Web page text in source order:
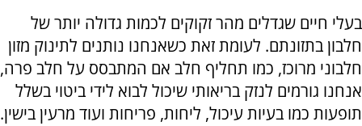
בעלי חיים שגדלים מהר זקוקים לכמות גדולה יותר של
חלבון בתזונתם. לעומת זאת כשאנחנו נותנים לתינוק מזון
חלבוני מרוכז, כמו תחליף חלב אם המתבסס על חלב פרה,
אנחנו גורמים לנזק בריאותי שיכול לבוא לידי ביטוי בשלל
תופעות כמו בעיות עיכול, ליחות, פריחות ועוד מרעין בישין.